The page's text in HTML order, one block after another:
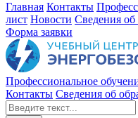
Главная Контакты
лист Новости Cведения об
Форма заявки
Профессиональное
Контакты Cведения об